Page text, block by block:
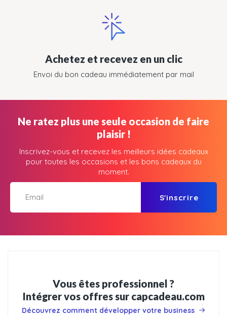
Achetez et recevez en un clic
Envoi du bon cadeau immédiatement par mail
Ne ratez plus une seule occasion de faire
plaisir !
Inscrivez-vous et recevez les meilleurs idées cadeaux
pour toutes les occasions et les bons cadeaux du
moment.
S'inscrire
Vous êtes professionnel ?
Intégrer vos offres sur capcadeau.com
Découvrez comment développer votre business